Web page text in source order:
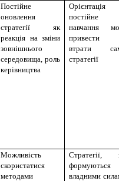
Постійне
оновлення
стратегії як
реакція на зміни
зовнішнього
середовища, роль
керівництва
Орієнтація
постійне
навчання
привести
втрати
стратегії
Можливість
скористатися
методами
Стратегії,
формуються
владними